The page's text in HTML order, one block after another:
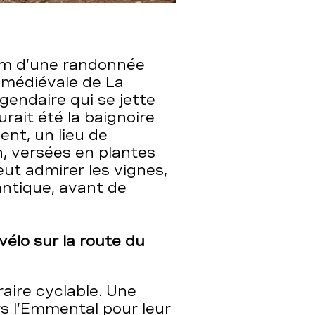
d’une randonnée
de La
qui se jette
été la baignoire
un lieu de
versées en plantes
admirer les vignes,
avant de
sur la route du
cyclable. Une
l’Emmental pour leur